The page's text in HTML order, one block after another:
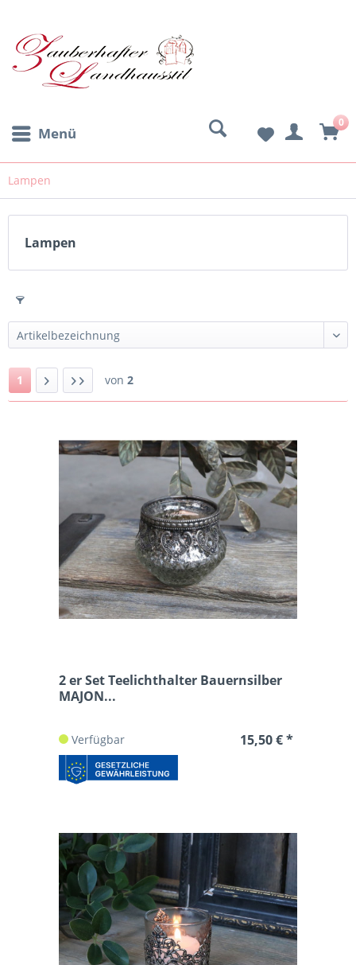
Menü
0
Lampen
Lampen
Filtern
1 von 2
2 er Set Teelichthalter Bauernsilber
MAJON...
Verfügbar 15,50 € *